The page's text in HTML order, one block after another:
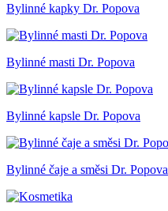
Bylinné kapky Dr. Popova
Bylinné masti Dr. Popova
Bylinné kapsle Dr. Popova
Bylinné čaje a směsi Dr. Popova